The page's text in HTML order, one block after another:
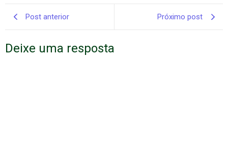
Post anterior Próximo post
Deixe uma resposta